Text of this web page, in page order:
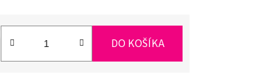
DO KOŠÍKA